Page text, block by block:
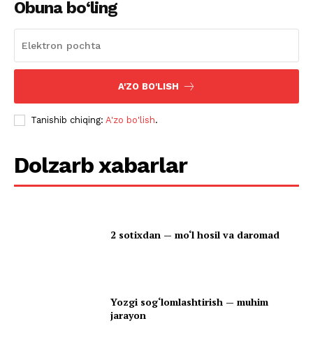
Obuna bo‘ling
A'ZO BO'LISH
Tanishib chiqing: A'zo bo'lish.
Dolzarb xabarlar
2 sotixdan — mo‘l hosil va daromad
Yozgi sog‘lomlashtirish — muhim
jarayon